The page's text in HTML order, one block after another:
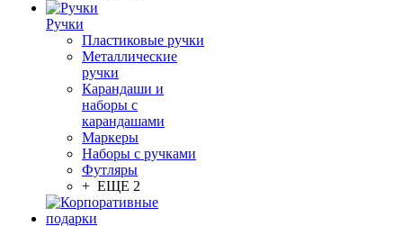
Ручки
Пластиковые ручки
Металлические
ручки
Карандаши и
наборы с
карандашами
Маркеры
Наборы с ручками
Футляры
+ ЕЩЕ 2